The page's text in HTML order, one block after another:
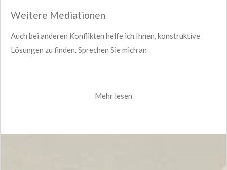
Weitere Mediationen
Auch bei anderen Konflikten helfe ich Ihnen, konstruktive
Lösungen zu finden. Sprechen Sie mich an
Mehr lesen